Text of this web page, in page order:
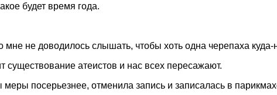
будет время года.
не доводилось слышать, чтобы хоть одна черепаха куда-
существование атеистов и нас всех пересажают.
посерьезнее, отменила запись и записалась в